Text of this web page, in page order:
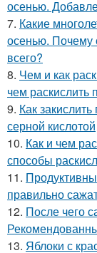
осенью.
7. Какие
осенью. Почему
всего?
8. Чем и как
чем раскислить
9. Как
серной кислотой
10. Как и чем
способы
11.
правильно
12. После чего
13. Яблоки с